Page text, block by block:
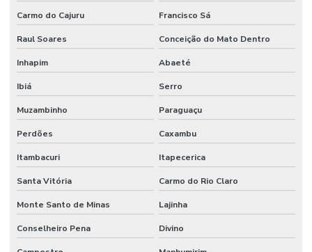
Manutenção de sistemas elétricos industriais
Mão de obra facilities
Mão de obra de limpeza terceirizada
Mão de obra técnica terceirizada
Mão de obra temporária e terceirização
Mão de obra terceirizada
Melhorias Em Sistemas Elétricos
Monitoramento De Condições Operacionais
Carmo do Cajuru Francisco Sá
Raul Soares Conceição do Mato Dentro
Inhapim Abaeté
Ibiá Serro
Muzambinho Paraguaçu
Perdões Caxambu
Itambacuri Itapecerica
Santa Vitória Carmo do Rio Claro
Monte Santo de Minas Lajinha
Conselheiro Pena Divino